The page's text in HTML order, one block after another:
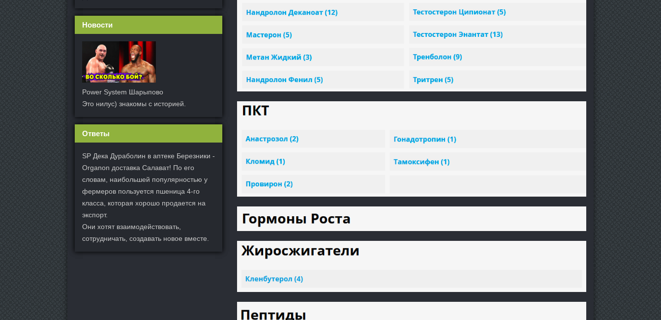
Новости
Power System Шарыпово
Это нилус) знакомы с историей.
Ответы
SP Дека Дураболин в аптеке Березники -
Organon доставка Салават! По его
словам, наибольшей популярностью у
фермеров пользуется пшеница 4-го
класса, которая хорошо продается на
экспорт.
Они хотят взаимодействовать,
сотрудничать, создавать новое вместе.